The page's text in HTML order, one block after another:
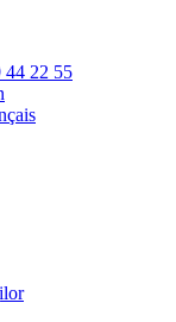
44 22 55